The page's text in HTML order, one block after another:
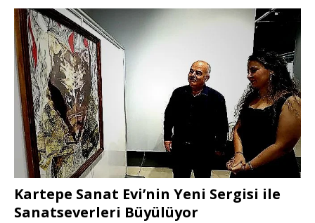
Kartepe Sanat Evi’nin Yeni Sergisi ile
Sanatseverleri Büyülüyor